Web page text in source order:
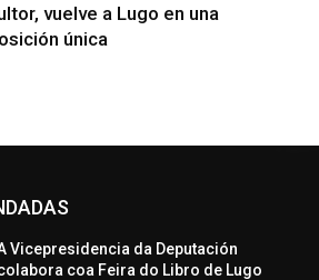
vuelve a Lugo en una
única
Vicepresidencia da Deputación
coa Feira do Libro de Lugo